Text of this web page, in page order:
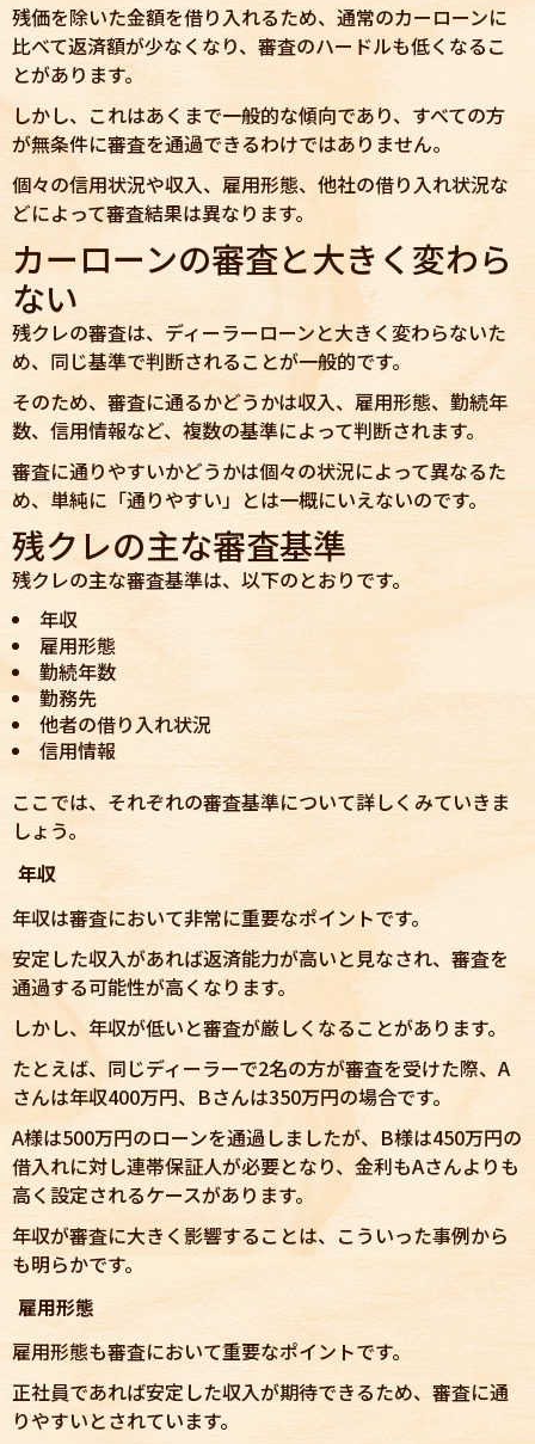
残価を除いた金額を借り入れるため、通常のカーローンに
比べて返済額が少なくなり、審査のハードルも低くなるこ
とがあります。
しかし、これはあくまで一般的な傾向であり、すべての方
が無条件に審査を通過できるわけではありません。
個々の信用状況や収入、雇用形態、他社の借り入れ状況な
どによって審査結果は異なります。
カーローンの審査と大きく変わら
ない
残クレの審査は、ディーラーローンと大きく変わらないた
め、同じ基準で判断されることが一般的です。
そのため、審査に通るかどうかは収入、雇用形態、勤続年
数、信用情報など、複数の基準によって判断されます。
審査に通りやすいかどうかは個々の状況によって異なるた
め、単純に「通りやすい」とは一概にいえないのです。
残クレの主な審査基準
残クレの主な審査基準は、以下のとおりです。
年収
雇用形態
勤続年数
勤務先
他者の借り入れ状況
信用情報
ここでは、それぞれの審査基準について詳しくみていきま
しょう。
年収
年収は審査において非常に重要なポイントです。
安定した収入があれば返済能力が高いと見なされ、審査を
通過する可能性が高くなります。
しかし、年収が低いと審査が厳しくなることがあります。
たとえば、同じディーラーで2名の方が審査を受けた際、A
さんは年収400万円、Bさんは350万円の場合です。
A様は500万円のローンを通過しましたが、B様は450万円の
借入れに対し連帯保証人が必要となり、金利もAさんよりも
高く設定されるケースがあります。
年収が審査に大きく影響することは、こういった事例から
も明らかです。
雇用形態
雇用形態も審査において重要なポイントです。
正社員であれば安定した収入が期待できるため、審査に通
りやすいとされています。